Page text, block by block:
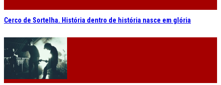
Cerco de Sortelha. História dentro de história nasce em glória